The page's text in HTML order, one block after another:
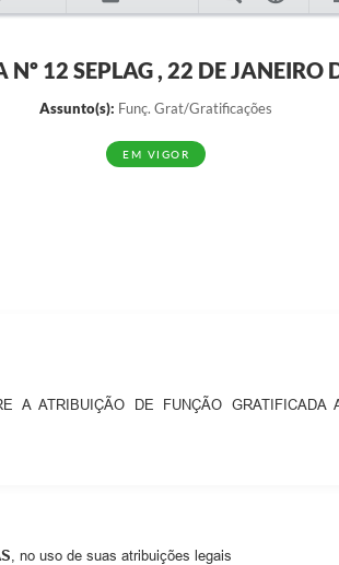
Nº 12 SEPLAG , 22 DE JANEIRO
Assunto(s): Funç. Grat/Gratificações
EM VIGOR
A ATRIBUIÇÃO DE FUNÇÃO
, no uso de suas atribuições legais